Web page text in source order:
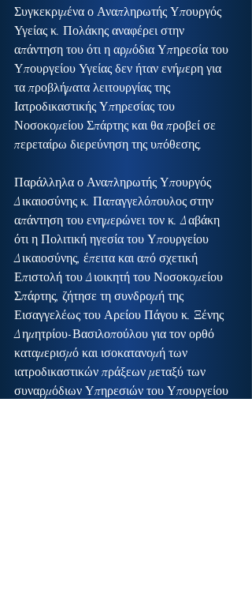
Συγκεκριμένα ο Αναπληρωτής Υπουργός
Υγείας κ. Πολάκης αναφέρει στην
απάντηση του ότι η αρμόδια Υπηρεσία του
Υπουργείου Υγείας δεν ήταν ενήμερη για
τα προβλήματα λειτουργίας της
Ιατροδικαστικής Υπηρεσίας του
Νοσοκομείου Σπάρτης και θα προβεί σε
περεταίρω διερεύνηση της υπόθεσης.
Παράλληλα ο Αναπληρωτής Υπουργός
Δικαιοσύνης κ. Παπαγγελόπουλος στην
απάντηση του ενημερώνει τον κ. Δαβάκη
ότι η Πολιτική ηγεσία του Υπουργείου
Δικαιοσύνης, έπειτα και από σχετική
Επιστολή του Διοικητή του Νοσοκομείου
Σπάρτης, ζήτησε τη συνδρομή της
Εισαγγελέως του Αρείου Πάγου κ. Ξένης
Δημητρίου-Βασιλοπούλου για τον ορθό
καταμερισμό και ισοκατανομή των
ιατροδικαστικών πράξεων μεταξύ των
συναρμόδιων Υπηρεσιών του Υπουργείου